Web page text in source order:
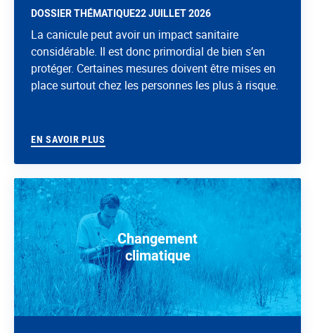
DOSSIER THÉMATIQUE22 JUILLET 2026
La canicule peut avoir un impact sanitaire
considérable. Il est donc primordial de bien s’en
protéger. Certaines mesures doivent être mises en
place surtout chez les personnes les plus à risque.
EN SAVOIR PLUS
Changement
climatique